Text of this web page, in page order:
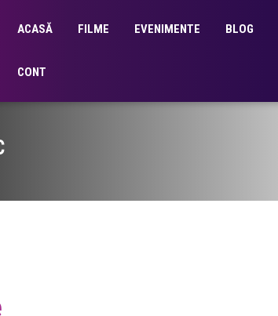
ACASĂ FILME EVENIMENTE BLOG
CONT